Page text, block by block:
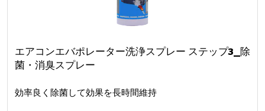
エアコンエバポレーター洗浄スプレー ステップ3_除
菌・消臭スプレー
効率良く除菌して効果を長時間維持